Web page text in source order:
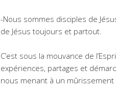
-Nous sommes disciples de
de Jésus toujours et partout.
C’est sous la mouvance de
expériences, partages et
nous menant à un